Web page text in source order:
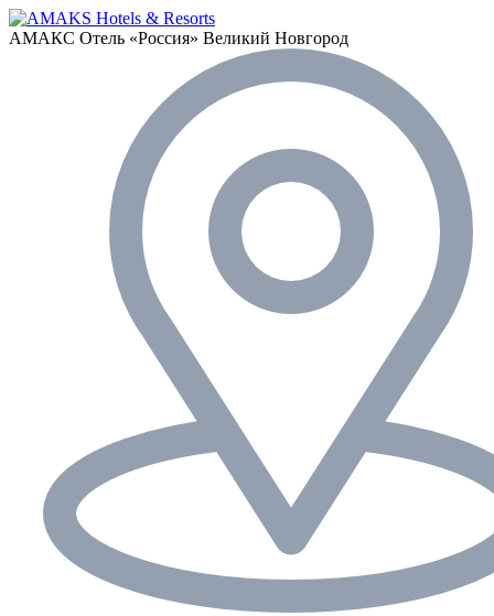
АМАКС Отель «‎Россия» Великий Новгород